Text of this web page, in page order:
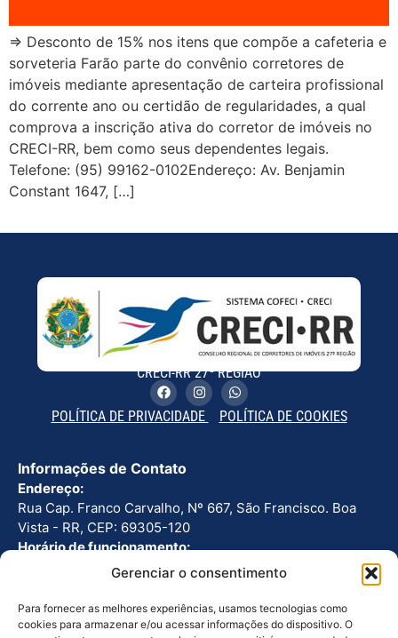
Gerenciar o consentimento
Para fornecer as melhores experiências, usamos tecnologias como
cookies para armazenar e/ou acessar informações do dispositivo. O
⇒ Desconto de 15% nos itens que compõe a cafeteria e
sorveteria Farão parte do convênio corretores de
imóveis mediante apresentação de carteira profissional
do corrente ano ou certidão de regularidades, a qual
comprova a inscrição ativa do corretor de imóveis no
CRECI-RR, bem como seus dependentes legais.
Telefone: (95) 99162-0102Endereço: Av. Benjamin
Constant 1647, […]
CRECI-RR 27ª REGIÃO
POLÍTICA DE PRIVACIDADE POLÍTICA DE COOKIES
Informações de Contato
Endereço:
Rua Cap. Franco Carvalho, Nº 667, São Francisco. Boa
Vista - RR, CEP: 69305-120
Horário de funcionamento:
Seg - Sex: 8h as 12h | 13h as 17h
(95) 3224-2766